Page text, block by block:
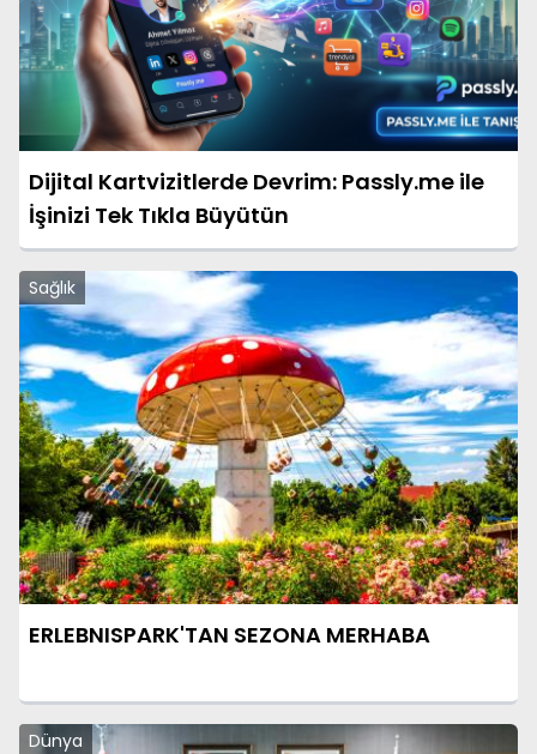
Dijital Kartvizitlerde Devrim: Passly.me ile
İşinizi Tek Tıkla Büyütün
Sağlık
ERLEBNISPARK'TAN SEZONA MERHABA
Dünya